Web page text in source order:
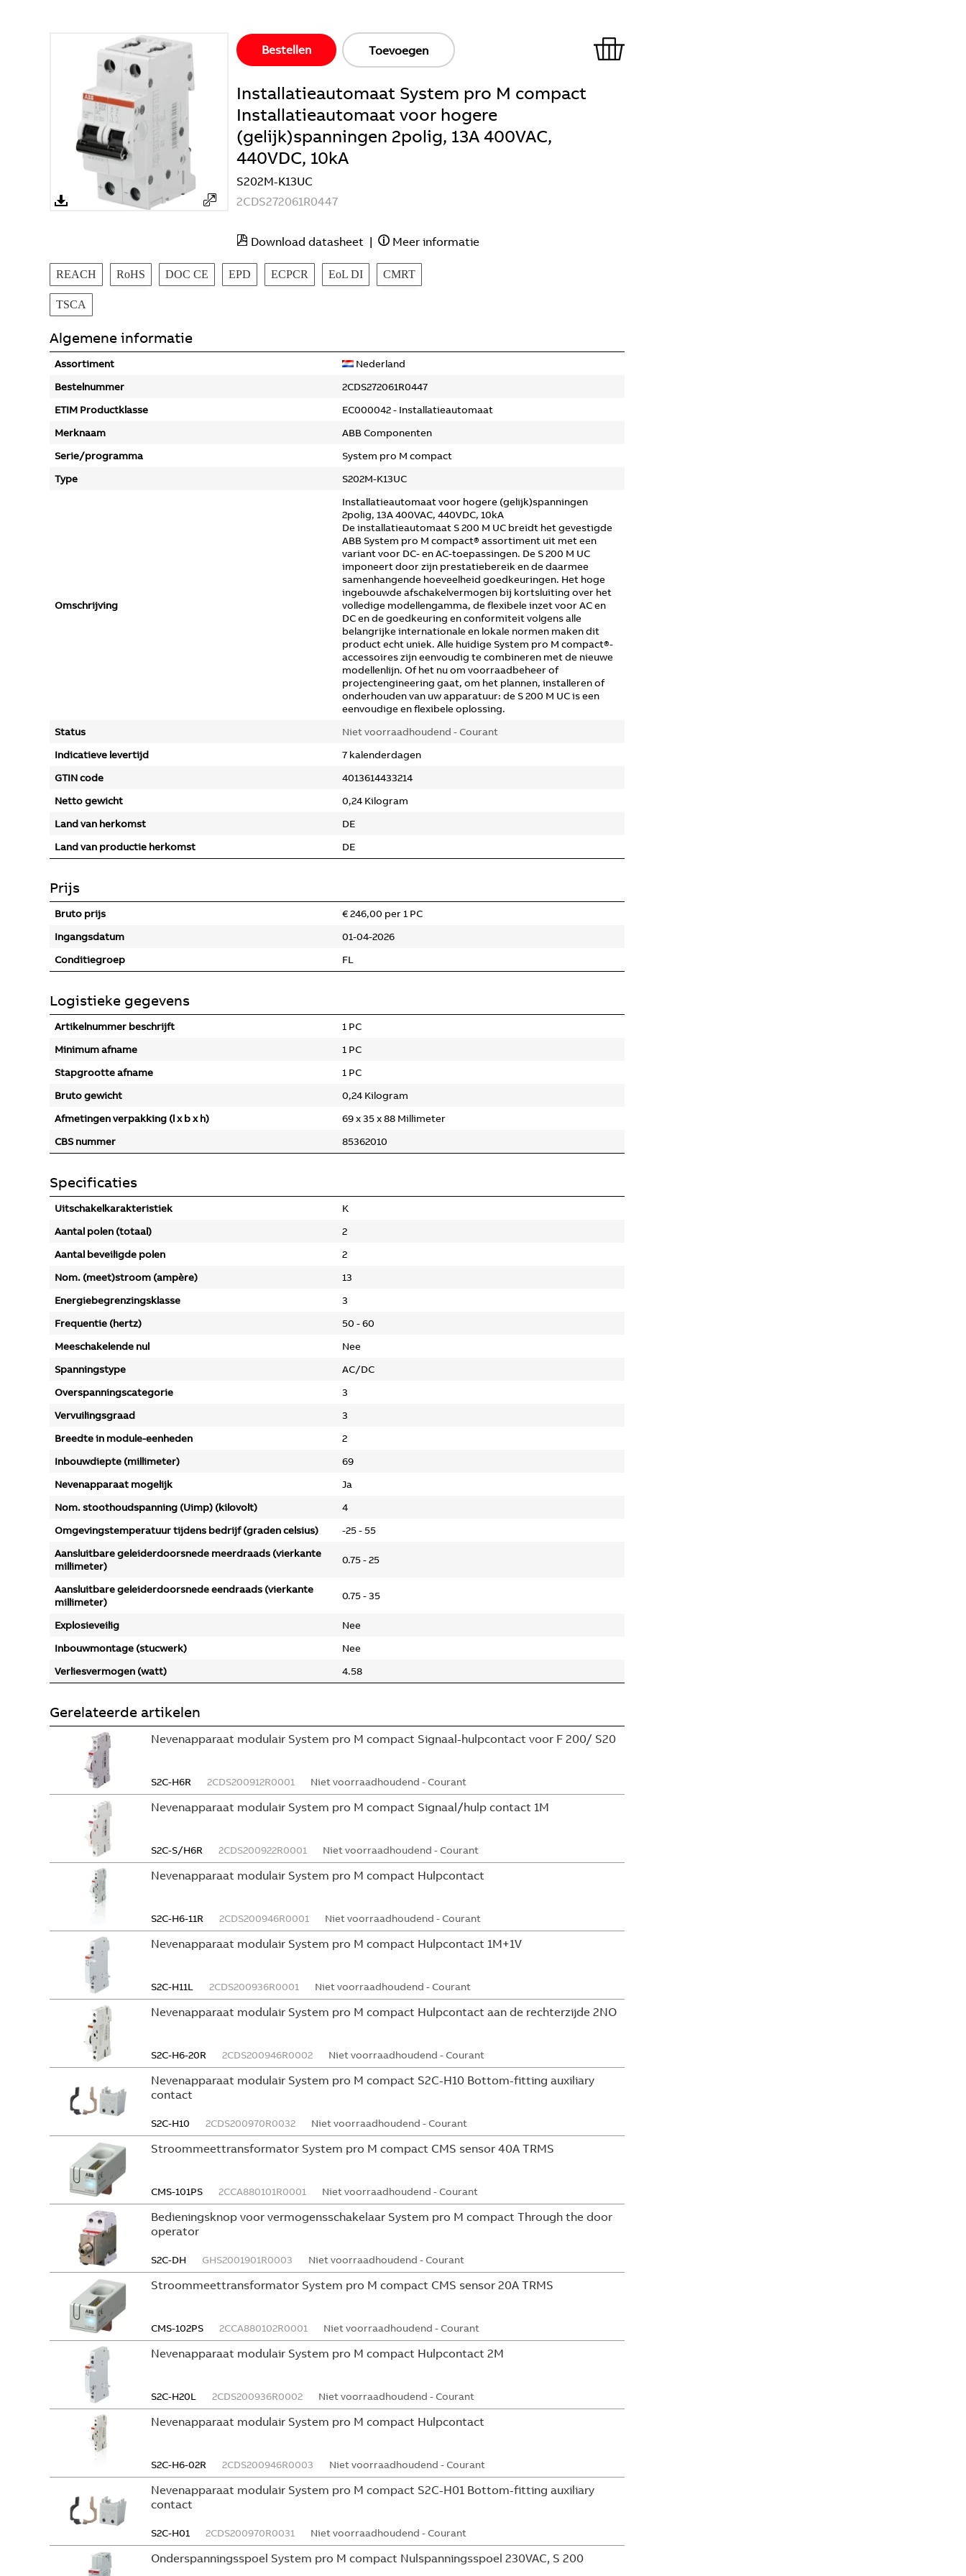
Bestellen Toevoegen
Installatieautomaat System pro M compact
Installatieautomaat voor hogere
(gelijk)spanningen 2polig, 13A 400VAC,
440VDC, 10kA
S202M-K13UC
2CDS272061R0447
Download datasheet | Meer informatie
REACH RoHS DOC CE EPD ECPCR EoL DI CMRT
TSCA
Algemene informatie
Assortiment
Nederland
Bestelnummer
2CDS272061R0447
ETIM Productklasse
EC000042 - Installatieautomaat
Merknaam
ABB Componenten
Serie/programma
System pro M compact
Type
S202M-K13UC
Omschrijving
Installatieautomaat voor hogere (gelijk)spanningen
2polig, 13A 400VAC, 440VDC, 10kA
De installatieautomaat S 200 M UC breidt het gevestigde
ABB System pro M compact® assortiment uit met een
variant voor DC- en AC-toepassingen. De S 200 M UC
imponeert door zijn prestatiebereik en de daarmee
samenhangende hoeveelheid goedkeuringen. Het hoge
ingebouwde afschakelvermogen bij kortsluiting over het
volledige modellengamma, de flexibele inzet voor AC en
DC en de goedkeuring en conformiteit volgens alle
belangrijke internationale en lokale normen maken dit
product echt uniek. Alle huidige System pro M compact®-
accessoires zijn eenvoudig te combineren met de nieuwe
modellenlijn. Of het nu om voorraadbeheer of
projectengineering gaat, om het plannen, installeren of
onderhouden van uw apparatuur: de S 200 M UC is een
eenvoudige en flexibele oplossing.
Status
Niet voorraadhoudend - Courant
Indicatieve levertijd
7 kalenderdagen
GTIN code
4013614433214
Netto gewicht
0,24 Kilogram
Land van herkomst
DE
Land van productie herkomst
DE
Prijs
Bruto prijs
€ 246,00 per 1 PC
Ingangsdatum
01-04-2026
Conditiegroep
FL
Logistieke gegevens
Artikelnummer beschrijft
1 PC
Minimum afname
1 PC
Stapgrootte afname
1 PC
Bruto gewicht
0,24 Kilogram
Afmetingen verpakking (l x b x h)
69 x 35 x 88 Millimeter
CBS nummer
85362010
Specificaties
Uitschakelkarakteristiek
K
Aantal polen (totaal)
2
Aantal beveiligde polen
2
Nom. (meet)stroom (ampère)
13
Energiebegrenzingsklasse
3
Frequentie (hertz)
50 - 60
Meeschakelende nul
Nee
Spanningstype
AC/DC
Overspanningscategorie
3
Vervuilingsgraad
3
Breedte in module-eenheden
2
Inbouwdiepte (millimeter)
69
Nevenapparaat mogelijk
Ja
Nom. stoothoudspanning (Uimp) (kilovolt)
4
Omgevingstemperatuur tijdens bedrijf (graden celsius)
-25 - 55
Aansluitbare geleiderdoorsnede meerdraads (vierkante
millimeter)
0.75 - 25
Aansluitbare geleiderdoorsnede eendraads (vierkante
millimeter)
0.75 - 35
Explosieveilig
Nee
Inbouwmontage (stucwerk)
Nee
Verliesvermogen (watt)
4.58
Gerelateerde artikelen
Nevenapparaat modulair System pro M compact Signaal-hulpcontact voor F 200/ S20
S2C-H6R 2CDS200912R0001 Niet voorraadhoudend - Courant
Nevenapparaat modulair System pro M compact Signaal/hulp contact 1M
S2C-S/H6R 2CDS200922R0001 Niet voorraadhoudend - Courant
Nevenapparaat modulair System pro M compact Hulpcontact
S2C-H6-11R 2CDS200946R0001 Niet voorraadhoudend - Courant
Nevenapparaat modulair System pro M compact Hulpcontact 1M+1V
S2C-H11L 2CDS200936R0001 Niet voorraadhoudend - Courant
Nevenapparaat modulair System pro M compact Hulpcontact aan de rechterzijde 2NO
S2C-H6-20R 2CDS200946R0002 Niet voorraadhoudend - Courant
Nevenapparaat modulair System pro M compact S2C-H10 Bottom-fitting auxiliary
contact
S2C-H10 2CDS200970R0032 Niet voorraadhoudend - Courant
Stroommeettransformator System pro M compact CMS sensor 40A TRMS
CMS-101PS 2CCA880101R0001 Niet voorraadhoudend - Courant
Bedieningsknop voor vermogensschakelaar System pro M compact Through the door
operator
S2C-DH GHS2001901R0003 Niet voorraadhoudend - Courant
Stroommeettransformator System pro M compact CMS sensor 20A TRMS
CMS-102PS 2CCA880102R0001 Niet voorraadhoudend - Courant
Nevenapparaat modulair System pro M compact Hulpcontact 2M
S2C-H20L 2CDS200936R0002 Niet voorraadhoudend - Courant
Nevenapparaat modulair System pro M compact Hulpcontact
S2C-H6-02R 2CDS200946R0003 Niet voorraadhoudend - Courant
Nevenapparaat modulair System pro M compact S2C-H01 Bottom-fitting auxiliary
contact
S2C-H01 2CDS200970R0031 Niet voorraadhoudend - Courant
Onderspanningsspoel System pro M compact Nulspanningsspoel 230VAC, S 200